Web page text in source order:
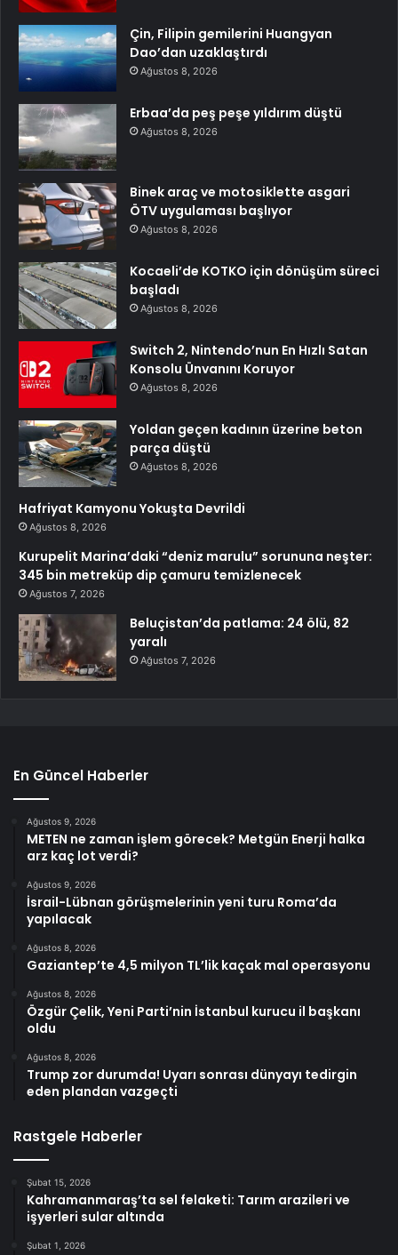
Çin, Filipin gemilerini Huangyan
Dao’dan uzaklaştırdı
Ağustos 8, 2026
Erbaa’da peş peşe yıldırım düştü
Ağustos 8, 2026
Binek araç ve motosiklette asgari
ÖTV uygulaması başlıyor
Ağustos 8, 2026
Kocaeli’de KOTKO için dönüşüm süreci
başladı
Ağustos 8, 2026
Switch 2, Nintendo’nun En Hızlı Satan
Konsolu Ünvanını Koruyor
Ağustos 8, 2026
Yoldan geçen kadının üzerine beton
parça düştü
Ağustos 8, 2026
Hafriyat Kamyonu Yokuşta Devrildi
Ağustos 8, 2026
Kurupelit Marina’daki “deniz marulu” sorununa neşter:
345 bin metreküp dip çamuru temizlenecek
Ağustos 7, 2026
Beluçistan’da patlama: 24 ölü, 82
yaralı
Ağustos 7, 2026
En Güncel Haberler
Ağustos 9, 2026
METEN ne zaman işlem görecek? Metgün Enerji halka
arz kaç lot verdi?
Ağustos 9, 2026
İsrail-Lübnan görüşmelerinin yeni turu Roma’da
yapılacak
Ağustos 8, 2026
Gaziantep’te 4,5 milyon TL’lik kaçak mal operasyonu
Ağustos 8, 2026
Özgür Çelik, Yeni Parti’nin İstanbul kurucu il başkanı
oldu
Ağustos 8, 2026
Trump zor durumda! Uyarı sonrası dünyayı tedirgin
eden plandan vazgeçti
Rastgele Haberler
Şubat 15, 2026
Kahramanmaraş’ta sel felaketi: Tarım arazileri ve
işyerleri sular altında
Şubat 1, 2026